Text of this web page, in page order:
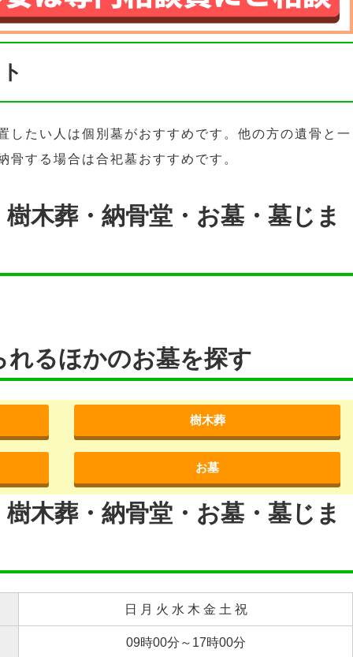
したい人は個別墓がおすすめです。他の方の遺骨と一
骨する場合は合祀墓おすすめです。
木葬・納骨堂・お墓・墓じま
れるほかのお墓を探す
樹木葬
お墓
木葬・納骨堂・お墓・墓じま
日 月 火 水 木 金 土 祝
09時00分～17時00分